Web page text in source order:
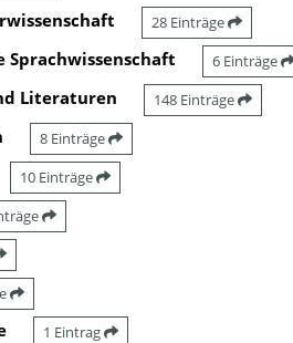
28 Einträge
Sprachwissenschaft 6 Einträge
Literaturen 148 Einträge
8 Einträge
10 Einträge
1 Eintrag